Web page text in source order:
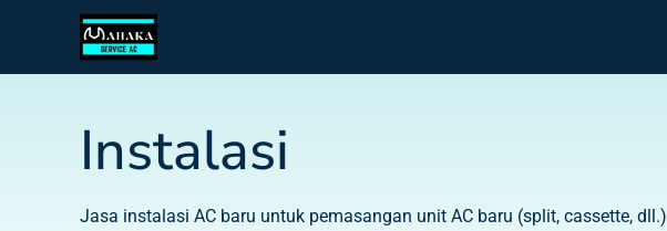
content
Instalasi
Jasa instalasi AC baru untuk pemasangan unit AC baru (split, cassette, dll.)